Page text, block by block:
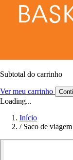
Subtotal do carrinho
Ver meu carrinho
Loading...
Início
/ Saco de